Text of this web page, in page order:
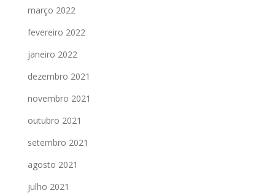
março 2022
fevereiro 2022
janeiro 2022
dezembro 2021
novembro 2021
outubro 2021
setembro 2021
agosto 2021
julho 2021